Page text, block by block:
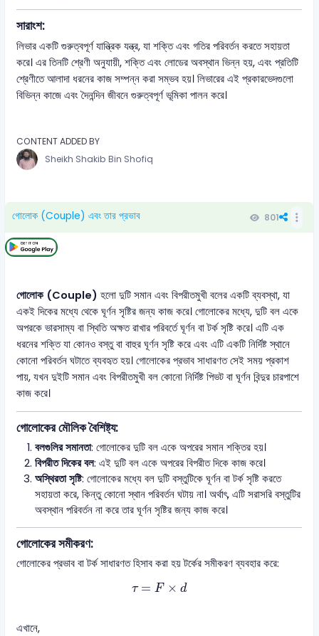
সারাংশ:
লিভার একটি গুরুত্বপূর্ণ যান্ত্রিক যন্ত্র, যা শক্তি এবং গতির পরিবর্তন করতে সহায়তা
করে। এর তিনটি শ্রেণী অনুযায়ী, শক্তি এবং লোডের অবস্থান ভিন্ন হয়, এবং প্রতিটি
শ্রেণীতে আলাদা ধরনের কাজ সম্পন্ন করা সম্ভব হয়। লিভারের এই প্রকারভেদগুলো
বিভিন্ন কাজে এবং দৈনন্দিন জীবনে গুরুত্বপূর্ণ ভূমিকা পালন করে।
CONTENT ADDED BY
Sheikh Shakib Bin Shofiq
গোলোক (Couple) এবং তার প্রভাব 801
গোলোক (Couple) হলো দুটি সমান এবং বিপরীতমুখী বলের একটি ব্যবস্থা, যা
একই দিকের মধ্যে থেকে ঘূর্ণন সৃষ্টির জন্য কাজ করে। গোলোকের মধ্যে, দুটি বল একে
অপরকে ভারসাম্য বা স্থিতি অক্ষত রাখার পরিবর্তে ঘূর্ণন বা টর্ক সৃষ্টি করে। এটি এক
ধরনের শক্তি যা কোনও বস্তু বা বাহুর ঘূর্ণন সৃষ্টি করে এবং এটি একটি নির্দিষ্ট স্থানে
কোনো পরিবর্তন ঘটাতে ব্যবহৃত হয়। গোলোকের প্রভাব সাধারণত সেই সময় প্রকাশ
পায়, যখন দুইটি সমান এবং বিপরীতমুখী বল কোনো নির্দিষ্ট পিভট বা ঘূর্ণন বিন্দুর চারপাশে
কাজ করে।
গোলোকের মৌলিক বৈশিষ্ট্য:
বলগুলির সমানতা: গোলোকের দুটি বল একে অপরের সমান শক্তির হয়।
বিপরীত দিকের বল: এই দুটি বল একে অপরের বিপরীত দিকে কাজ করে।
অস্থিরতা সৃষ্টি: গোলোকের মধ্যে বল দুটি বস্তুটিকে ঘূর্ণন বা টর্ক সৃষ্টি করতে
সহায়তা করে, কিন্তু কোনো স্থান পরিবর্তন ঘটায় না। অর্থাৎ, এটি সরাসরি বস্তুটির
অবস্থান পরিবর্তন না করে তার ঘূর্ণন সৃষ্টির জন্য কাজ করে।
গোলোকের সমীকরণ:
গোলোকের প্রভাব বা টর্ক সাধারণত হিসাব করা হয় টর্কের সমীকরণ ব্যবহার করে:
τ = F × d
τ= F×d
এখানে,